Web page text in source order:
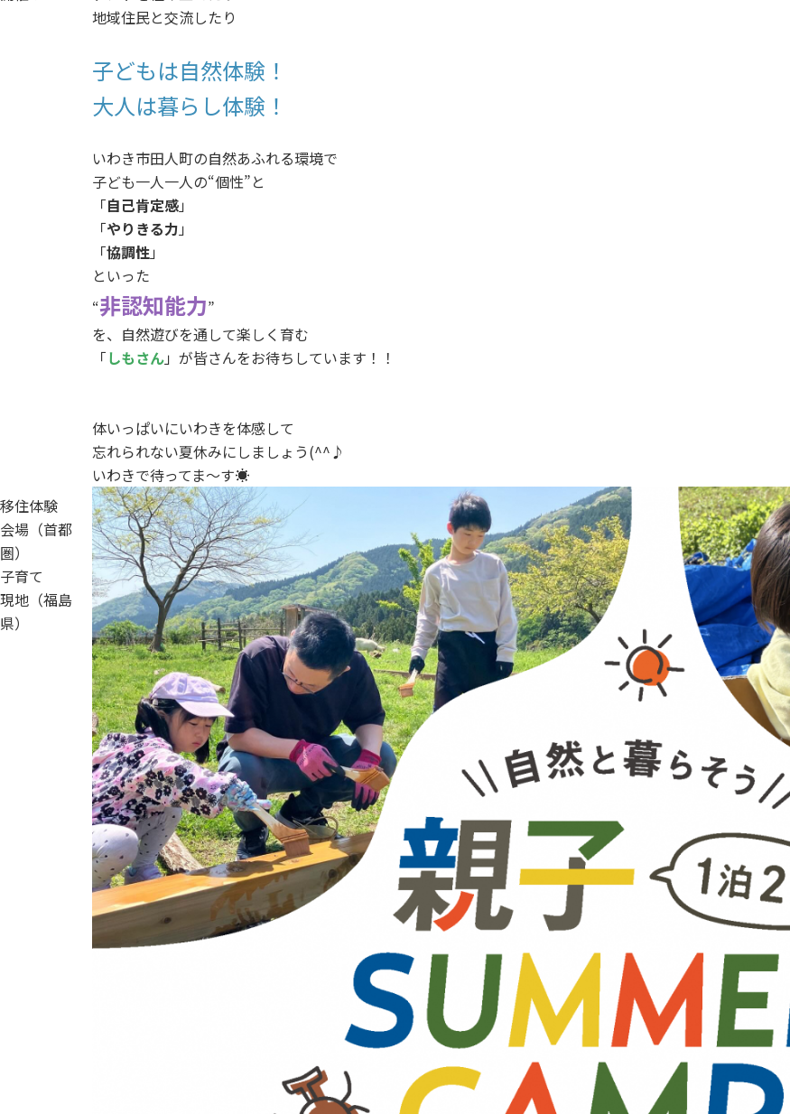
地域住民と交流したり
子どもは自然体験！
大人は暮らし体験！
いわき市田人町の自然あふれる環境で
子ども一人一人の“個性”と
「自己肯定感」
「やりきる力 」
「協調性」
といった
“非認知能力”
を、自然遊びを通して楽しく育む
「しもさん」が皆さんをお待ちしています！！
体いっぱいにいわきを体感して
忘れられない夏休みにしましょう(^^♪
いわきで待ってま～す☀
移住体験
会場（首都
圏）
子育て
現地（福島
県）